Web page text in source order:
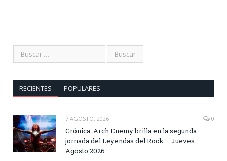
RECIENTES POPULARES
7 AGOSTO, 2026 0
Crónica: Arch Enemy brilla en la segunda
jornada del Leyendas del Rock – Jueves –
Agosto 2026